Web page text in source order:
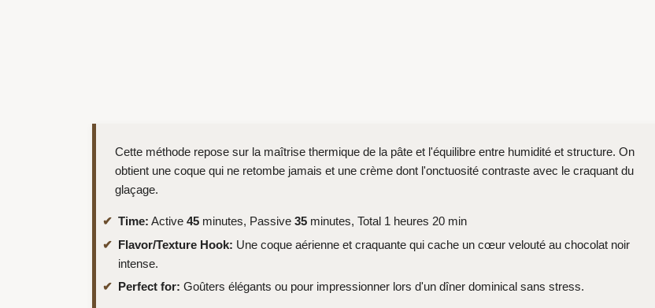
Cette méthode repose sur la maîtrise thermique de la pâte et l'équilibre entre humidité et structure. On
obtient une coque qui ne retombe jamais et une crème dont l'onctuosité contraste avec le craquant du
glaçage.
Time: Active 45 minutes, Passive 35 minutes, Total 1 heures 20 min
Flavor/Texture Hook: Une coque aérienne et craquante qui cache un cœur velouté au chocolat noir
intense.
Perfect for: Goûters élégants ou pour impressionner lors d'un dîner dominical sans stress.